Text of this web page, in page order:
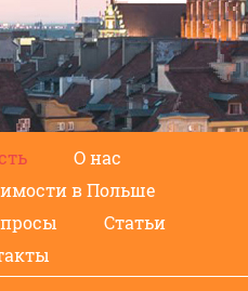
О нас
в Польше
Статьи